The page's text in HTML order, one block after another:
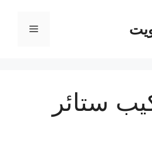
القائمة
ستائر